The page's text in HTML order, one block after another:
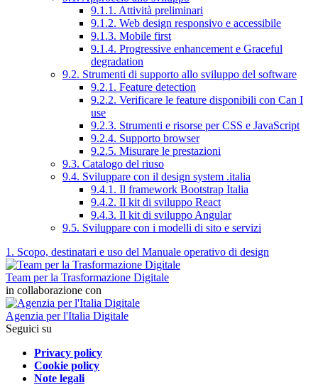
9.1.1. Attività preliminari
9.1.2. Web design responsivo e accessibile
9.1.3. Mobile first
9.1.4. Progressive enhancement e Graceful
degradation
9.2. Strumenti di supporto allo sviluppo del software
9.2.1. Feature detection
9.2.2. Verificare le feature disponibili con Can I
use
9.2.3. Strumenti e risorse per CSS e JavaScript
9.2.4. Supporto browser
9.2.5. Misurare le prestazioni
9.3. Catalogo del riuso
9.4. Sviluppare con il design system .italia
9.4.1. Il framework Bootstrap Italia
9.4.2. Il kit di sviluppo React
9.4.3. Il kit di sviluppo Angular
9.5. Sviluppare con i modelli di sito e servizi
1. Scopo, destinatari e uso del Manuale operativo di design
Team per la Trasformazione Digitale
in collaborazione con
Agenzia per l'Italia Digitale
Seguici su
Privacy policy
Cookie policy
Note legali